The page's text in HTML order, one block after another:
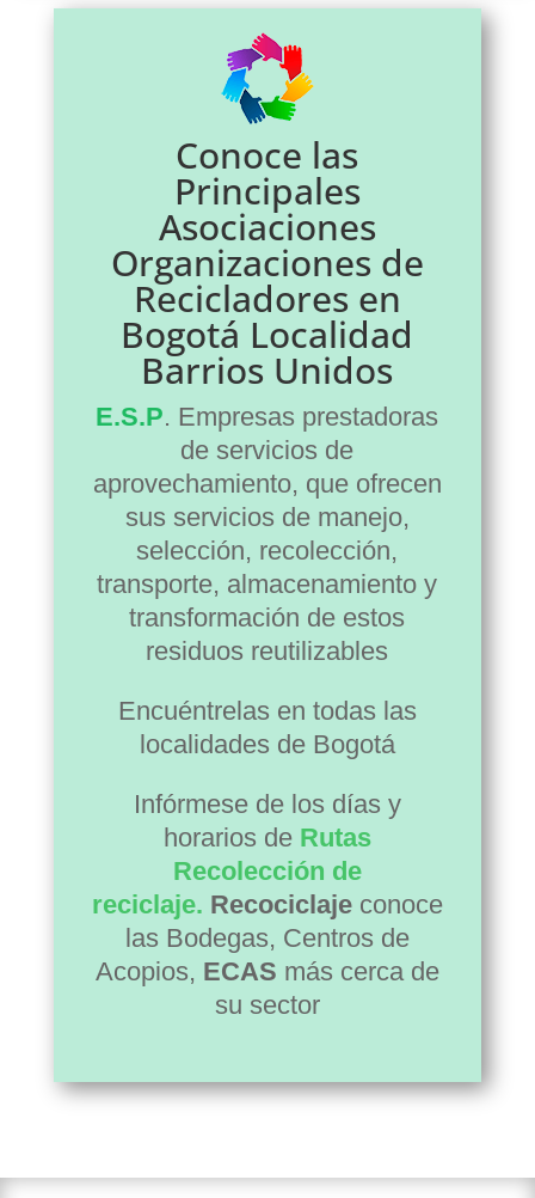
Conoce las
Principales
Asociaciones
Organizaciones de
Recicladores en
Bogotá Localidad
Barrios Unidos
E.S.P. Empresas prestadoras
de servicios de
aprovechamiento, que ofrecen
sus servicios de manejo,
selección, recolección,
transporte, almacenamiento y
transformación de estos
residuos reutilizables
Encuéntrelas en todas las
localidades de Bogotá
Infórmese de los días y
horarios de Rutas
Recolección de
reciclaje. Recociclaje conoce
las Bodegas, Centros de
Acopios, ECAS más cerca de
su sector